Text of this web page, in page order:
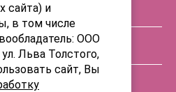
сайта) и
в том числе
ООО
Льва Толстого,
сайт, Вы